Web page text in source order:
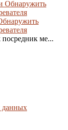
посредник ме...
данных